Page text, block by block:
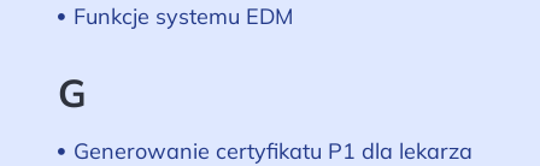
Funkcje systemu EDM
G
Generowanie certyfikatu P1 dla lekarza